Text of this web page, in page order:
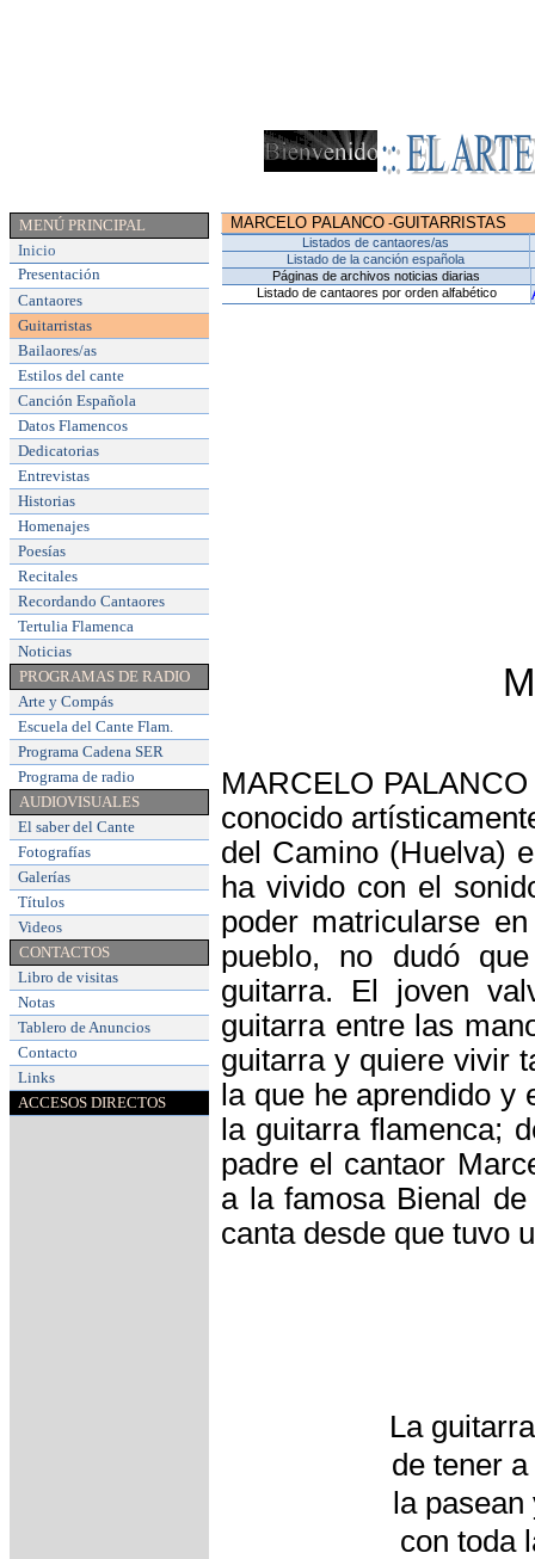
MENÚ PRINCIPAL
Inicio
Presentación
Cantaores
Guitarristas
Bailaores/as
Estilos del cante
Canción Española
Datos Flamencos
Dedicatorias
Entrevistas
Historias
Homenajes
Poesías
Recitales
Recordando Cantaores
Tertulia Flamenca
Noticias
PROGRAMAS DE RADIO
Arte y Compás
Escuela del Cante Flam.
Programa Cadena SER
Programa de radio
AUDIOVISUALES
El saber del Cante
Fotografías
Galerías
Títulos
Videos
CONTACTOS
Libro de visitas
Notas
Tablero de Anuncios
Contacto
Links
ACCESOS DIRECTOS
MARCELO PALANCO -GUITARRISTAS
Listados de cantaores/as
Listado de la canción española
Páginas de archivos noticias diarias
Listado de cantaores por orden alfabético
MARCELO
conocido
del Camino (Huelva)
ha vivido con el
poder matricularse
pueblo, no dudó
guitarra. El joven
guitarra entre las
guitarra y quiere vivir
la que he aprendido y
la guitarra flamenca;
padre el cantaor
a la famosa Bienal
canta desde que tuvo
La
de tener
la
con toda